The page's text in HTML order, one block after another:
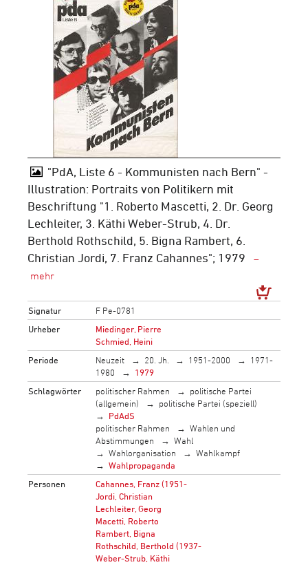
"PdA, Liste 6 - Kommunisten nach Bern" -
Illustration: Portraits von Politikern mit
Beschriftung "1. Roberto Mascetti, 2. Dr. Georg
Lechleiter, 3. Käthi Weber-Strub, 4. Dr.
Berthold Rothschild, 5. Bigna Rambert, 6.
Christian Jordi, 7. Franz Cahannes"; 1979
Signatur
F Pe-0781
Urheber
Miedinger, Pierre
Schmied, Heini
Periode
Neuzeit 20. Jh. 1951-2000
1971-
1980
1979
Schlagwörter
politischer Rahmen
politische Partei
(allgemein)
politische Partei (speziell)
PdAdS
politischer Rahmen
Wahlen und
Abstimmungen
Wahl
Wahlorganisation
Wahlkampf
Wahlpropaganda
Personen
Cahannes, Franz (1951-
Jordi, Christian
Lechleiter, Georg
Macetti, Roberto
Rambert, Bigna
Rothschild, Berthold (1937-
Weber-Strub, Käthi